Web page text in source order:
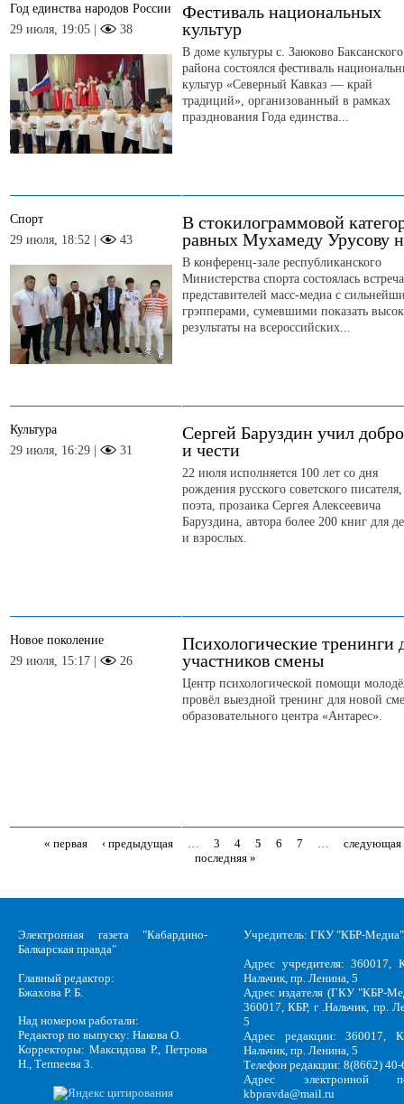
Год единства народов России
29 июля, 19:05 |
38
Фестиваль национальных
культур
В доме культуры с. Заюково Баксанского
района состоялся фестиваль
культур «Северный Кавказ — край
традиций», организованный в рамках
празднования Года единства...
Спорт
29 июля, 18:52 |
43
В стокилограммовой
равных Мухамеду Урусову
В конференц-зале республиканского
Министерства спорта состоялась встреча
представителей масс-медиа с
грэпперами, сумевшими показать
результаты на всероссийских...
Культура
29 июля, 16:29 |
31
Сергей Баруздин учил
и чести
22 июля исполняется 100 лет со дня
рождения русского советского писателя,
поэта, прозаика Сергея Алексеевича
Баруздина, автора более 200 книг для
и взрослых.
Новое поколение
29 июля, 15:17 |
26
Психологические тренинги
участников смены
Центр психологической помощи
провёл выездной тренинг для новой
образовательного центра «Антарес».
Страницы
« первая ‹ предыдущая 3 4 5 6 7
следующая
последняя »
Электронная газета "Кабардино-
Балкарская правда"
Главный редактор:
Бжахова Р. Б.
Над номером работали:
Редактор по выпуску: Накова О.
Корректоры: Максидова Р., Петрова
Н., Теппеева З.
Учредитель: ГКУ "КБР-Медиа"
Адрес учредителя: 360017,
Нальчик, пр. Ленина, 5
Адрес издателя (ГКУ "КБР-
360017, КБР, г .Нальчик, пр.
5
Адрес редакции: 360017,
Нальчик, пр. Ленина, 5
Телефон редакции: 8(8662)
Адрес электронной
kbpravda@mail.ru